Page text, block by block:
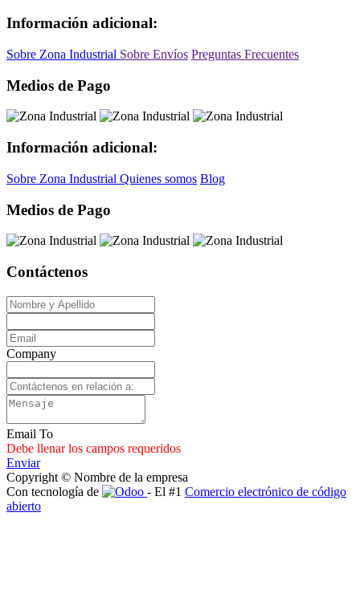
Información adicional:
Sobre Zona Industrial Sobre Envíos Preguntas Frecuentes
Medios de Pago
Información adicional:
Sobre Zona Industrial Quienes somos Blog
Medios de Pago
Contáctenos
Company
Email To
Debe llenar los campos requeridos
Enviar
Copyright © Nombre de la empresa
Con tecnología de
- El #1 Comercio electrónico de código
abierto